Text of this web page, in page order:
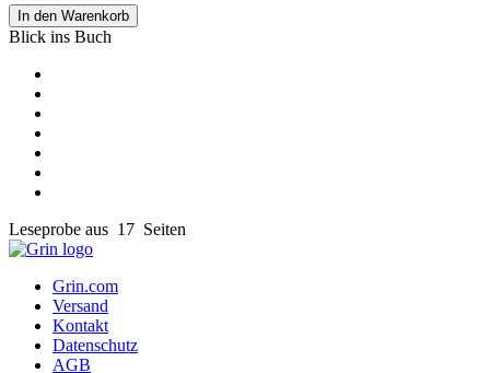
In den Warenkorb
Blick ins Buch
Leseprobe aus 17 Seiten
Grin.com
Versand
Kontakt
Datenschutz
AGB